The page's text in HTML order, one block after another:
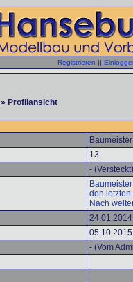
Registrieren ||
» Profilansicht
13
- (Versteckt)
den
Nach
- (Vom